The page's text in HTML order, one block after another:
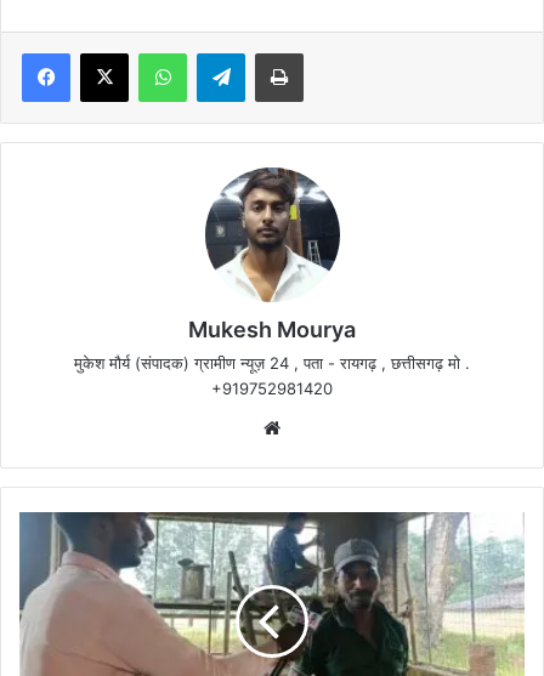
Facebook
X WhatsAppTelegramPrint
Mukesh Mourya
मुकेश मौर्य (संपादक) ग्रामीण न्यूज़ 24 , पता - रायगढ़ , छत्तीसगढ़ मो .
+919752981420
रोजगार
गजब
कारनामा,
फर्जी